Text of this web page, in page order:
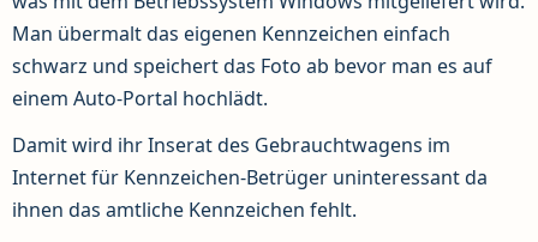
Man übermalt das eigenen Kennzeichen einfach
schwarz und speichert das Foto ab bevor man es auf
einem Auto-Portal hochlädt.
Damit wird ihr Inserat des Gebrauchtwagens im
Internet für Kennzeichen-Betrüger uninteressant da
ihnen das amtliche Kennzeichen fehlt.